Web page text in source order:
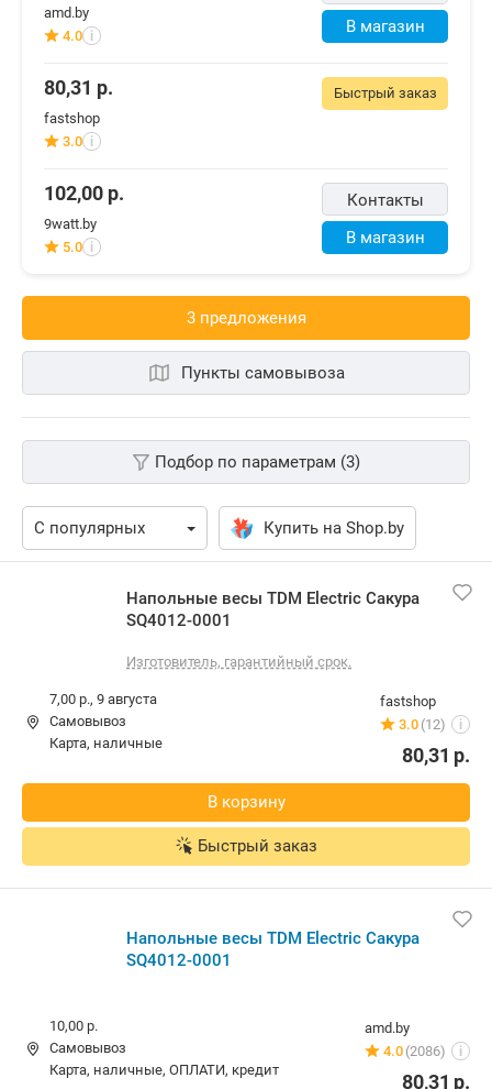
В магазин
amd.by
4.0 i
Быстрый заказ
80,31 р.
fastshop
3.0 i
Контакты
В магазин
102,00 р.
9watt.by
5.0 i
3 предложения
Пункты самовывоза
Подбор по параметрам (3)
Купить на Shop.by
Изготовитель, гарантийный срок.
fastshop
3.0(12) i
Самовывоз
р.
В корзину
Напольные весы TDM Electric Сакура SQ4012-0001